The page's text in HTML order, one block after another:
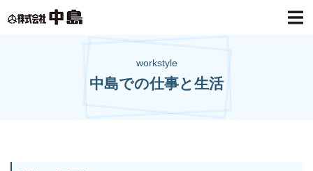
workstyle
中島での仕事と生活